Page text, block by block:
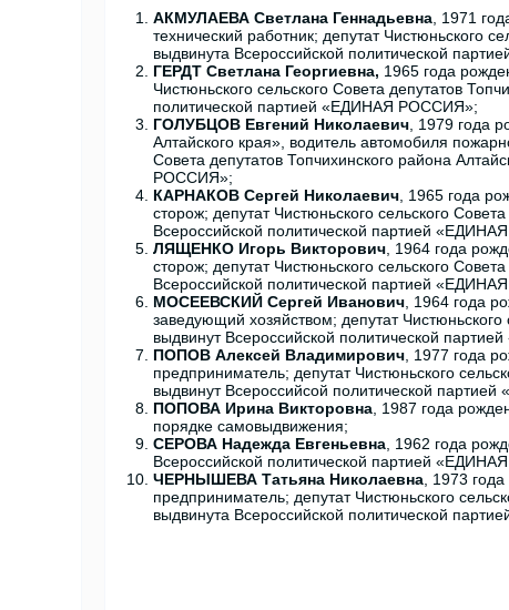
АКМУЛАЕВА Светлана Геннадьевна , 1971
технический работник; депутат Чистюньского
выдвинута Всероссийской политической
ГЕРДТ Светлана Георгиевна, 1965 года
Чистюньского сельского Совета депутатов
политической партией «ЕДИНАЯ РОССИЯ»;
ГОЛУБЦОВ Евгений Николаевич , 1979 года
Алтайского края», водитель автомобиля
Совета депутатов Топчихинского района
РОССИЯ»;
КАРНАКОВ Сергей Николаевич , 1965 года
сторож; депутат Чистюньского сельского
Всероссийской политической партией
ЛЯЩЕНКО Игорь Викторович , 1964 года
сторож; депутат Чистюньского сельского
Всероссийской политической партией
МОСЕЕВСКИЙ Сергей Иванович , 1964 года
заведующий хозяйством; депутат
выдвинут Всероссийской политической
ПОПОВ Алексей Владимирович , 1977 года
предприниматель; депутат Чистюньского
выдвинут Всероссийсой политической
ПОПОВА Ирина Викторовна , 1987 года
порядке самовыдвижения;
СЕРОВА Надежда Евгеньевна , 1962 года
Всероссийской политической партией
ЧЕРНЫШЕВА Татьяна Николаевна , 1973
предприниматель; депутат Чистюньского
выдвинута Всероссийской политической